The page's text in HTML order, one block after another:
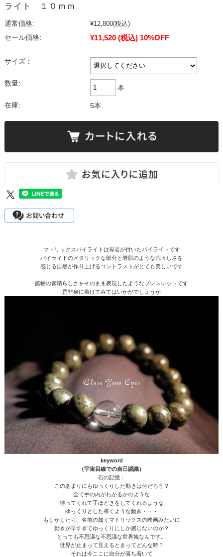
ライト １０ｍｍ
通常価格: ¥12,800(税込)
セール価格:
¥11,520 (税込) 10%OFF
サイズ：
数量:
本
在庫: 5本
マトリックスパイライトは母岩が付いたパイライトです
パイライトのメタリックな部分と岩肌のような荒々しさを
感じる自然が作り上げるコントラストがとても美しいです
鉱物の素晴らしさをそのまま表現したようなブレスレットです
是非身に着けてみてはいかがでしょうか
keyword
（宇宙目線での自己認識）
石の記憶：
このあまりにもゆっくりした動きは何だろう？
全て手の内がわかるかのような
待ってくれて手ほどきをしてくれるような
ゆっくりとした導くような動き・・・
もしかしたら、名前の如くマトリックスの映画みたいに
動きが早すぎてゆっくりにしか感じないのか？
とっても不思議な不思議な世界観なんです。
世界が止まって見えるときってどんな時？
それは今ここに自分が落ち着いて